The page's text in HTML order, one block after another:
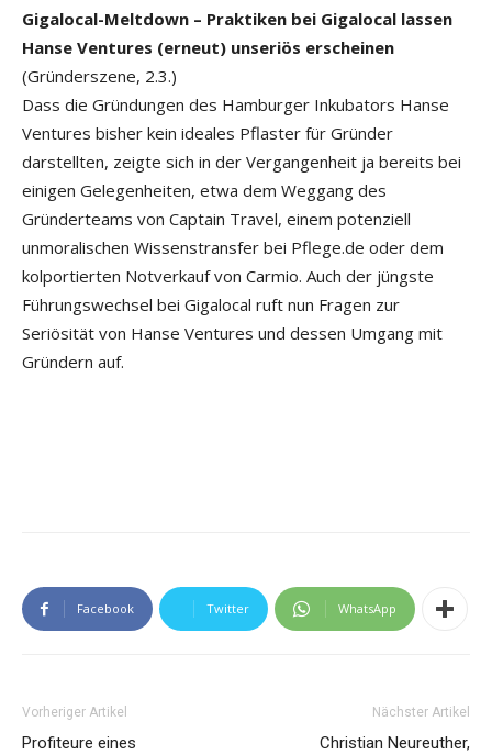
Gigalocal-Meltdown – Praktiken bei Gigalocal lassen
Hanse Ventures (erneut) unseriös erscheinen
(Gründerszene, 2.3.)
Dass die Gründungen des Hamburger Inkubators Hanse
Ventures bisher kein ideales Pflaster für Gründer
darstellten, zeigte sich in der Vergangenheit ja bereits bei
einigen Gelegenheiten, etwa dem Weggang des
Gründerteams von Captain Travel, einem potenziell
unmoralischen Wissenstransfer bei Pflege.de oder dem
kolportierten Notverkauf von Carmio. Auch der jüngste
Führungswechsel bei Gigalocal ruft nun Fragen zur
Seriösität von Hanse Ventures und dessen Umgang mit
Gründern auf.
Facebook Twitter WhatsApp
Vorheriger Artikel
Profiteure eines
Nächster Artikel
Christian Neureuther,